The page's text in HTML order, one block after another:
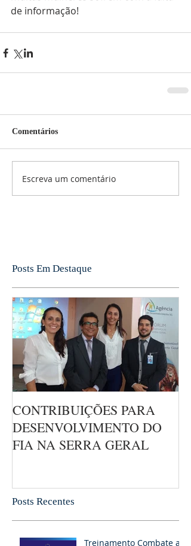
de informação!
Comentários
Escreva um comentário
Posts Em Destaque
CONTRIBUIÇÕES PARA
DESENVOLVIMENTO DO
FIA NA SERRA GERAL
Posts Recentes
Treinamento Combate ao